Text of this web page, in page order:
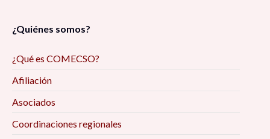
¿Quiénes somos?
¿Qué es COMECSO?
Afiliación
Asociados
Coordinaciones regionales